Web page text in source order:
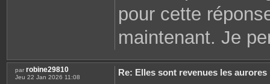
pour cette
maintenant. Je
par robine29810
Jeu 22 Jan 2026 11:08
Re: Elles sont revenues les aurores